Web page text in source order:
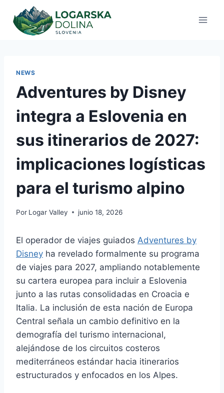
contenido
NEWS
Adventures by Disney
integra a Eslovenia en
sus itinerarios de 2027:
implicaciones logísticas
para el turismo alpino
Por Logar Valley junio 18, 2026
El operador de viajes guiados Adventures by
Disney ha revelado formalmente su programa
de viajes para 2027, ampliando notablemente
su cartera europea para incluir a Eslovenia
junto a las rutas consolidadas en Croacia e
Italia. La inclusión de esta nación de Europa
Central señala un cambio definitivo en la
demografía del turismo internacional,
alejándose de los circuitos costeros
mediterráneos estándar hacia itinerarios
estructurados y enfocados en los Alpes.